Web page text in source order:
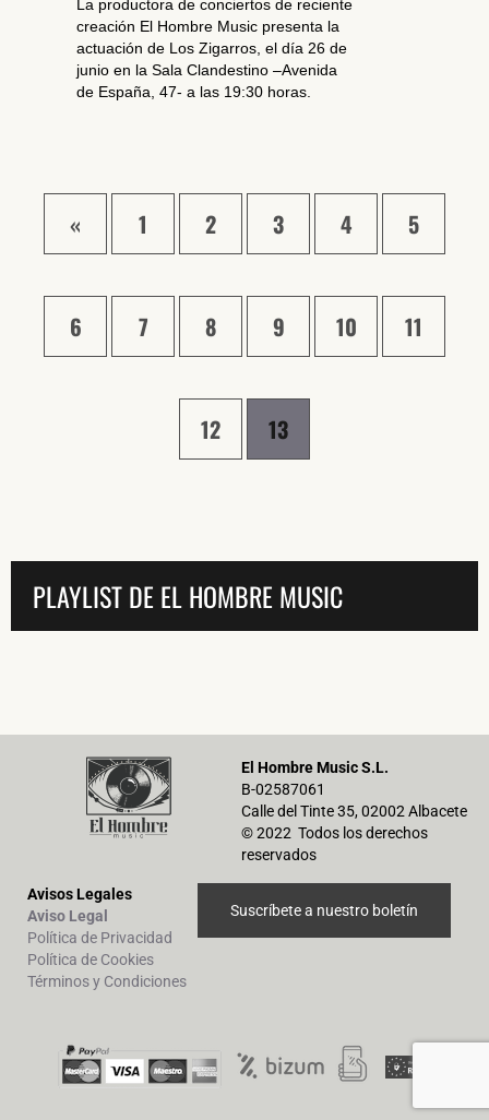
La productora de conciertos de reciente
creación El Hombre Music presenta la
actuación de Los Zigarros, el día 26 de
junio en la Sala Clandestino –Avenida
de España, 47- a las 19:30 horas.
« 1 2 3 4 5
6 7 8 9 10 11
12 13
PLAYLIST DE EL HOMBRE MUSIC
El Hombre Music S.L.
B-02587061
Calle del Tinte 35, 02002 Albacete
© 2022 Todos los derechos
reservados
Avisos Legales
Aviso Legal
Política de Privacidad
Política de Cookies
Términos y Condiciones
Suscríbete a nuestro boletín